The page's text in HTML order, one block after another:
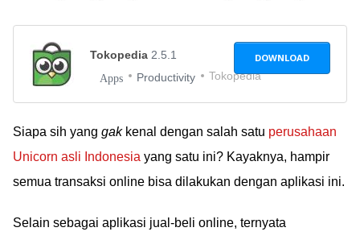
Tokopedia 2.5.1
Apps Productivity Tokopedia
DOWNLOAD
Siapa sih yang gakkenal dengan salah satu perusahaan
Unicorn asli Indonesia yang satu ini? Kayaknya, hampir
semua transaksi online bisa dilakukan dengan aplikasi ini.
Selain sebagai aplikasi jual-beli online, ternyata